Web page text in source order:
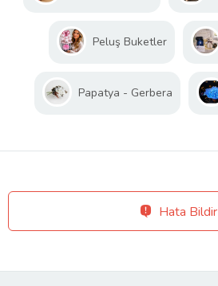
Peluş Buketler
Papatya - Gerbera
Hata Bildir